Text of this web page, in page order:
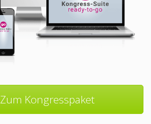
Zum Kongresspaket